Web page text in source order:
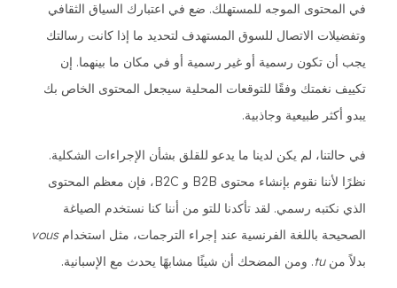
في المحتوى الموجه للمستهلك. ضع في اعتبارك السياق الثقافي
وتفضيلات الاتصال للسوق المستهدف لتحديد ما إذا كانت رسالتك
يجب أن تكون رسمية أو غير رسمية أو في مكان ما بينهما. إن
تكييف نغمتك وفقًا للتوقعات المحلية سيجعل المحتوى الخاص بك
يبدو أكثر طبيعية وجاذبية.
في حالتنا، لم يكن لدينا ما يدعو للقلق بشأن الإجراءات الشكلية.
نظرًا لأننا نقوم بإنشاء محتوى B2B و B2C، فإن معظم المحتوى
الذي نكتبه رسمي. لقد تأكدنا للتو من أننا كنا نستخدم الصياغة
الصحيحة باللغة الفرنسية عند إجراء الترجمات، مثل استخدام vous
بدلاً من tu. ومن المضحك أن شيئًا مشابهًا يحدث مع الإسبانية.